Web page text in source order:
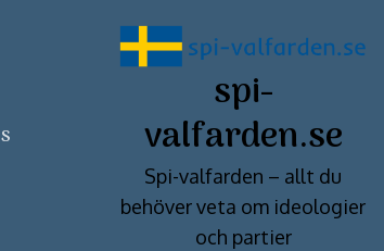
spi-
valfarden.se
Spi-valfarden – allt du
behöver veta om ideologier
och partier